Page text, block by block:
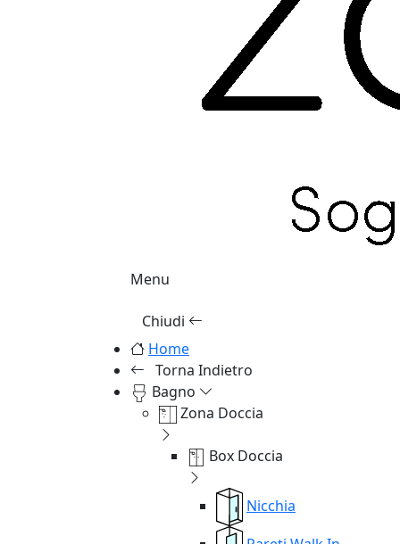
Menu
Chiudi
Home
Torna Indietro
Bagno
Zona Doccia
Box Doccia
Nicchia